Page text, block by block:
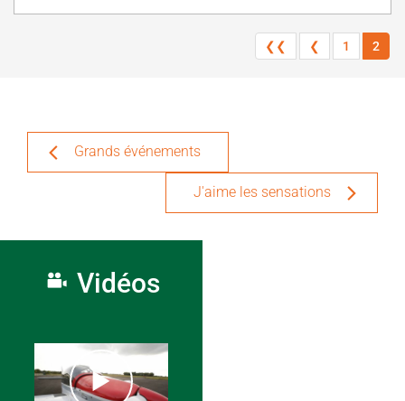
❮❮ ❮ 1 2
Grands événements
J'aime les sensations
Vidéos